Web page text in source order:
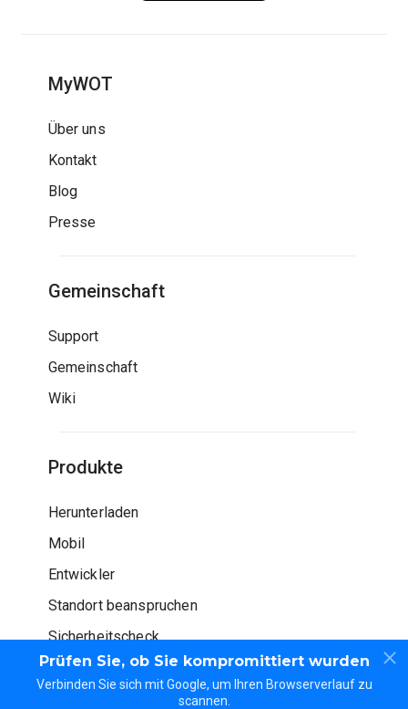
Prüfen Sie, ob Sie kompromittiert wurden
Verbinden Sie sich mit Google, um Ihren Browserverlauf zu
scannen.
MyWOT
Über uns
Kontakt
Blog
Presse
Gemeinschaft
Support
Gemeinschaft
Wiki
Produkte
Herunterladen
Mobil
Entwickler
Standort beanspruchen
Sicherheitscheck